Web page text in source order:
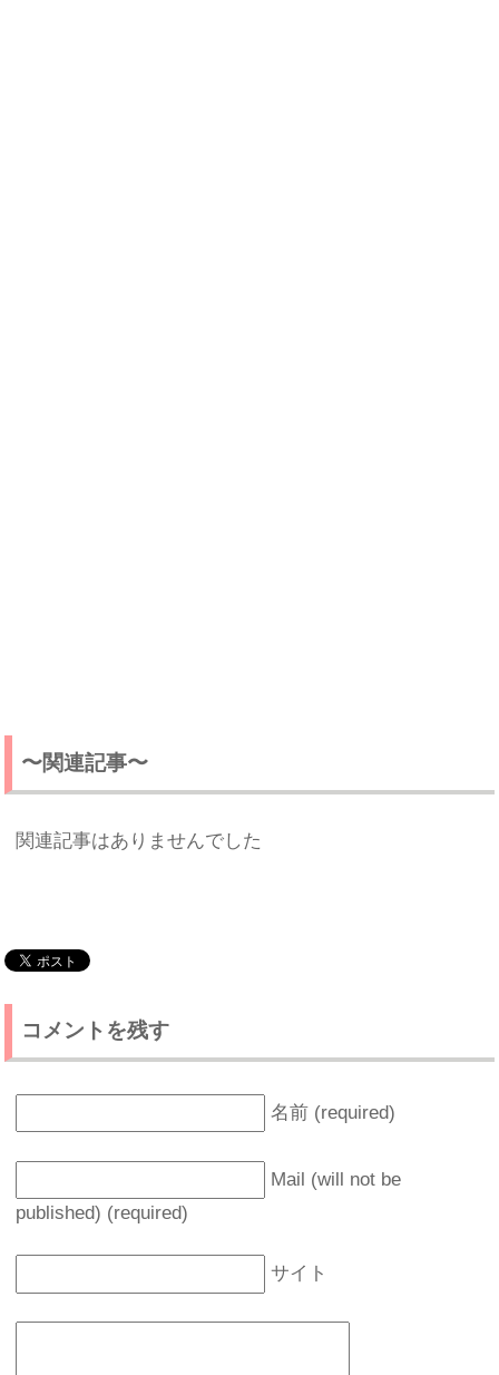
〜関連記事〜
関連記事はありませんでした
コメントを残す
名前 (required)
Mail (will not be
published) (required)
サイト